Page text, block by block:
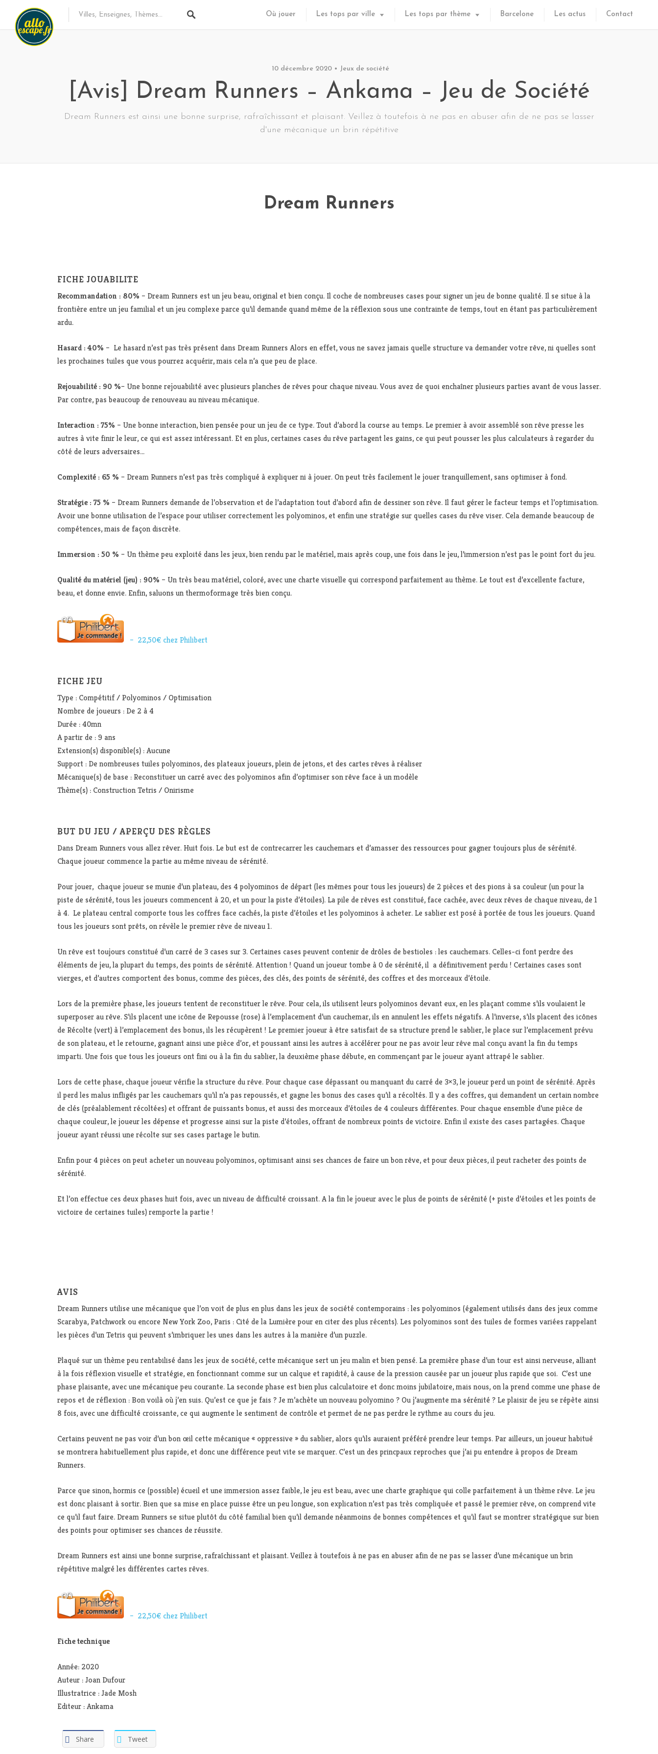
Où jouer Les tops par ville Les tops par thème Barcelone Les actus Contact
10 décembre 2020 Jeux de société
[Avis] Dream Runners – Ankama – Jeu de Société
Dream Runners est ainsi une bonne surprise, rafraîchissant et plaisant. Veillez à toutefois à ne pas en abuser afin de ne pas se lasser
d'une mécanique un brin répétitive
Dream Runners
FICHE JOUABILITE
Recommandation : 80% – Dream Runners est un jeu beau, original et bien conçu. Il coche de nombreuses cases pour signer un jeu de bonne qualité. Il se situe à la
frontière entre un jeu familial et un jeu complexe parce qu’il demande quand même de la réflexion sous une contrainte de temps, tout en étant pas particulièrement
ardu.
Hasard : 40% – Le hasard n’est pas très présent dans Dream Runners Alors en effet, vous ne savez jamais quelle structure va demander votre rêve, ni quelles sont
les prochaines tuiles que vous pourrez acquérir, mais cela n’a que peu de place.
Rejouabilité : 90 %– Une bonne rejouabilité avec plusieurs planches de rêves pour chaque niveau. Vous avez de quoi enchaîner plusieurs parties avant de vous lasser.
Par contre, pas beaucoup de renouveau au niveau mécanique.
Interaction : 75% – Une bonne interaction, bien pensée pour un jeu de ce type. Tout d’abord la course au temps. Le premier à avoir assemblé son rêve presse les
autres à vite finir le leur, ce qui est assez intéressant. Et en plus, certaines cases du rêve partagent les gains, ce qui peut pousser les plus calculateurs à regarder du
côté de leurs adversaires…
Complexité : 65 % – Dream Runners n’est pas très compliqué à expliquer ni à jouer. On peut très facilement le jouer tranquillement, sans optimiser à fond.
Stratégie : 75 % – Dream Runners demande de l’observation et de l’adaptation tout d’abord afin de dessiner son rêve. Il faut gérer le facteur temps et l’optimisation.
Avoir une bonne utilisation de l’espace pour utiliser correctement les polyominos, et enfin une stratégie sur quelles cases du rêve viser. Cela demande beaucoup de
compétences, mais de façon discrète.
Immersion : 50 % – Un thème peu exploité dans les jeux, bien rendu par le matériel, mais après coup, une fois dans le jeu, l’immersion n’est pas le point fort du jeu.
Qualité du matériel (jeu) : 90% – Un très beau matériel, coloré, avec une charte visuelle qui correspond parfaitement au thème. Le tout est d’excellente facture,
beau, et donne envie. Enfin, saluons un thermoformage très bien conçu.
– 22,50€ chez Philibert
FICHE JEU
Type : Compétitif / Polyominos / Optimisation
Nombre de joueurs : De 2 à 4
Durée : 40mn
A partir de : 9 ans
Extension(s) disponible(s) : Aucune
Support : De nombreuses tuiles polyominos, des plateaux joueurs, plein de jetons, et des cartes rêves à réaliser
Mécanique(s) de base : Reconstituer un carré avec des polyominos afin d’optimiser son rêve face à un modèle
Thème(s) : Construction Tetris / Onirisme
BUT DU JEU / APERÇU DES RÈGLES
Dans Dream Runners vous allez rêver. Huit fois. Le but est de contrecarrer les cauchemars et d’amasser des ressources pour gagner toujours plus de sérénité.
Chaque joueur commence la partie au même niveau de sérénité.
Pour jouer, chaque joueur se munie d’un plateau, des 4 polyominos de départ (les mêmes pour tous les joueurs) de 2 pièces et des pions à sa couleur (un pour la
piste de sérénité, tous les joueurs commencent à 20, et un pour la piste d’étoiles). La pile de rêves est constitué, face cachée, avec deux rêves de chaque niveau, de 1
à 4. Le plateau central comporte tous les coffres face cachés, la piste d’étoiles et les polyominos à acheter. Le sablier est posé à portée de tous les joueurs. Quand
tous les joueurs sont prêts, on révèle le premier rêve de niveau 1.
Un rêve est toujours constitué d’un carré de 3 cases sur 3. Certaines cases peuvent contenir de drôles de bestioles : les cauchemars. Celles-ci font perdre des
éléments de jeu, la plupart du temps, des points de sérénité. Attention ! Quand un joueur tombe à 0 de sérénité, il a définitivement perdu ! Certaines cases sont
vierges, et d’autres comportent des bonus, comme des pièces, des clés, des points de sérénité, des coffres et des morceaux d’étoile.
Lors de la première phase, les joueurs tentent de reconstituer le rêve. Pour cela, ils utilisent leurs polyominos devant eux, en les plaçant comme s’ils voulaient le
superposer au rêve. S’ils placent une icône de Repousse (rose) à l’emplacement d’un cauchemar, ils en annulent les effets négatifs. A l’inverse, s’ils placent des icônes
de Récolte (vert) à l’emplacement des bonus, ils les récupèrent ! Le premier joueur à être satisfait de sa structure prend le sablier, le place sur l’emplacement prévu
de son plateau, et le retourne, gagnant ainsi une pièce d’or, et poussant ainsi les autres à accélérer pour ne pas avoir leur rêve mal conçu avant la fin du temps
imparti. Une fois que tous les joueurs ont fini ou à la fin du sablier, la deuxième phase débute, en commençant par le joueur ayant attrapé le sablier.
Lors de cette phase, chaque joueur vérifie la structure du rêve. Pour chaque case dépassant ou manquant du carré de 3×3, le joueur perd un point de sérénité. Après
il perd les malus infligés par les cauchemars qu’il n’a pas repoussés, et gagne les bonus des cases qu’il a récoltés. Il y a des coffres, qui demandent un certain nombre
de clés (préalablement récoltées) et offrant de puissants bonus, et aussi des morceaux d’étoiles de 4 couleurs différentes. Pour chaque ensemble d’une pièce de
chaque couleur, le joueur les dépense et progresse ainsi sur la piste d’étoiles, offrant de nombreux points de victoire. Enfin il existe des cases partagées. Chaque
joueur ayant réussi une récolte sur ses cases partage le butin.
Enfin pour 4 pièces on peut acheter un nouveau polyominos, optimisant ainsi ses chances de faire un bon rêve, et pour deux pièces, il peut racheter des points de
sérénité.
Et l’on effectue ces deux phases huit fois, avec un niveau de difficulté croissant. A la fin le joueur avec le plus de points de sérénité (+ piste d’étoiles et les points de
victoire de certaines tuiles) remporte la partie !
AVIS
Dream Runners utilise une mécanique que l’on voit de plus en plus dans les jeux de société contemporains : les polyominos (également utilisés dans des jeux comme
Scarabya, Patchwork ou encore New York Zoo, Paris : Cité de la Lumière pour en citer des plus récents). Les polyominos sont des tuiles de formes variées rappelant
les pièces d’un Tetris qui peuvent s’imbriquer les unes dans les autres à la manière d’un puzzle.
Plaqué sur un thème peu rentabilisé dans les jeux de société, cette mécanique sert un jeu malin et bien pensé. La première phase d’un tour est ainsi nerveuse, alliant
à la fois réflexion visuelle et stratégie, en fonctionnant comme sur un calque et rapidité, à cause de la pression causée par un joueur plus rapide que soi. C’est une
phase plaisante, avec une mécanique peu courante. La seconde phase est bien plus calculatoire et donc moins jubilatoire, mais nous, on la prend comme une phase de
repos et de réflexion : Bon voilà où j’en suis. Qu’est ce que je fais ? Je m’achète un nouveau polyomino ? Ou j’augmente ma sérénité ? Le plaisir de jeu se répète ainsi
8 fois, avec une difficulté croissante, ce qui augmente le sentiment de contrôle et permet de ne pas perdre le rythme au cours du jeu.
Certains peuvent ne pas voir d’un bon œil cette mécanique « oppressive » du sablier, alors qu’ils auraient préféré prendre leur temps. Par ailleurs, un joueur habitué
se montrera habituellement plus rapide, et donc une différence peut vite se marquer. C’est un des princpaux reproches que j’ai pu entendre à propos de Dream
Runners.
Parce que sinon, hormis ce (possible) écueil et une immersion assez faible, le jeu est beau, avec une charte graphique qui colle parfaitement à un thème rêve. Le jeu
est donc plaisant à sortir. Bien que sa mise en place puisse être un peu longue, son explication n’est pas très compliquée et passé le premier rêve, on comprend vite
ce qu’il faut faire. Dream Runners se situe plutôt du côté familial bien qu’il demande néanmoins de bonnes compétences et qu’il faut se montrer stratégique sur bien
des points pour optimiser ses chances de réussite.
Dream Runners est ainsi une bonne surprise, rafraîchissant et plaisant. Veillez à toutefois à ne pas en abuser afin de ne pas se lasser d’une mécanique un brin
répétitive malgré les différentes cartes rêves.
– 22,50€ chez Philibert
Fiche technique
Année: 2020
Auteur : Joan Dufour
Illustratrice : Jade Mosh
Editeur : Ankama
Share Tweet